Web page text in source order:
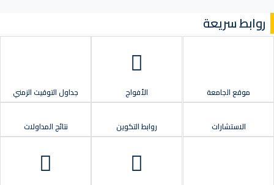
روابط سريعة
موقع الجامعة الأفواج جداول التوقيت الزمني
الاستشارات روابط التكوين نتائج المداولات